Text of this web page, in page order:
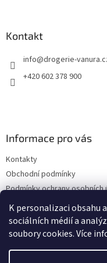
K personalizaci obsahu
sociálních médií a
soubory cookies. Více
Kontakt
info@drogerie-
+420 602 378 900
Informace pro vás
Kontakty
Obchodní podmínky
Podmínky ochrany osobních
Dodací a platební podmínky